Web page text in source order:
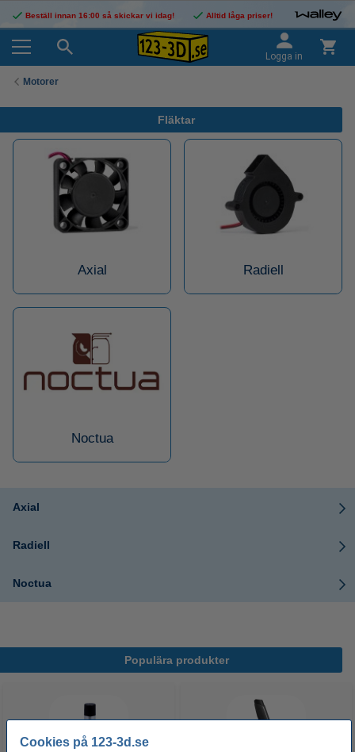
Cookies på 123-3d.se
Beställ innan 16:00 så skickar vi idag! Alltid låga priser!
Logga in
Motorer
Fläktar
Axial Radiell
Noctua
Axial
Radiell
Noctua
Populära produkter